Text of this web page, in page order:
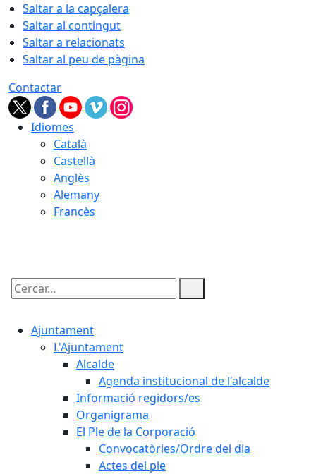
Saltar a la capçalera
Saltar al contingut
Saltar a relacionats
Saltar al peu de pàgina
Contactar
Idiomes
Català
Castellà
Anglès
Alemany
Francès
Cercar:
Ajuntament
L'Ajuntament
Alcalde
Agenda institucional de l'alcalde
Informació regidors/es
Organigrama
El Ple de la Corporació
Convocatòries/Ordre del dia
Actes del ple